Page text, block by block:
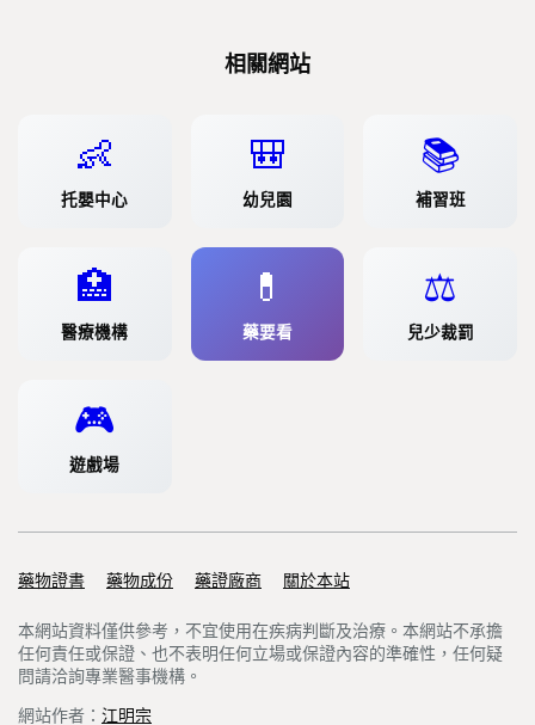
相關網站
👶
托嬰中心
🎒
幼兒園
📚
補習班
🏥
醫療機構
💊
藥要看
⚖️
兒少裁罰
🎮
遊戲場
Support links
藥物證書 藥物成份 藥證廠商 關於本站
本網站資料僅供參考，不宜使用在疾病判斷及治療。本網站不承擔
任何責任或保證、也不表明任何立場或保證內容的準確性，任何疑
問請洽詢專業醫事機構。
網站作者： 江明宗